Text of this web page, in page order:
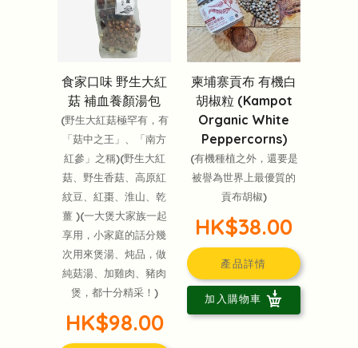
食家口味 野生大紅
菇 補血養顏湯包
(野生大紅菇極罕有，有
「菇中之王」、「南方
紅參」之稱)(野生大紅
菇、野生香菇、高原紅
紋豆、紅棗、淮山、乾
薑 )(一大煲大家族一起
享用，小家庭的話分幾
次用來煲湯、炖品，做
純菇湯、加雞肉、豬肉
煲，都十分精采！)
HK$98.00
柬埔寨貢布 有機白
胡椒粒 (Kampot
Organic White
Peppercorns)
(有機種植之外，還要是
被譽為世界上最優質的
貢布胡椒)
HK$38.00
產品詳情
加入購物車